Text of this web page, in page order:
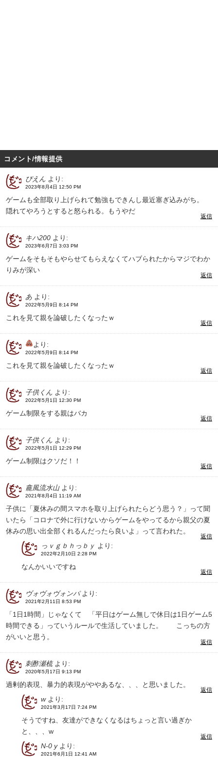
コメント/情報提供
ぴえん より:
2023年8月4日 12:50 PM
ゲームも全部取り上げられて勉強もできんし最近塞ぎ込みがち。
隠れてやろうとすると怒られる。もうやだ
返信
キハ200 より:
2023年6月7日 3:03 PM
ゲームをそもそもやらせてもらえなくてハブられたからマジでわか
りみが深い
返信
あ より:
2022年5月9日 8:14 PM
これを見て親を論破したくなったｗ
返信
より:
2022年5月9日 8:14 PM
これを見て親を論破したくなったｗ
返信
子供くん より:
2022年5月1日 12:30 PM
ゲーム制限をする親はバカ
返信
子供くん より:
2022年5月1日 12:29 PM
ゲーム制限はクソだ！！
返信
龕風流水山 より:
2021年8月4日 11:19 AM
子供に「夏休みの間スマホを取り上げられたらどう思う？」って聞
いたら「コロナで外に行けないからゲームをやってるから親父の夏
休みの思い出全部くれるんだったら良いよ」って言われた。
返信
っｖｇｂｈっｂｙ より:
2022年2月10日 2:28 PM
なんかいいですね
返信
ヴォヴォヴォンパ より:
2021年2月11日 8:53 PM
「1日1時間」じゃなくて 「平日はゲーム無しで休日は1日ゲーム5
時間できる」っていうルールで生活していました。 こっちの方
がいいと思う。
返信
刺酢瀬梳 より:
2020年5月17日 9:13 PM
過剰的表現、暴力的表現がややあるな、、、と思いました。
返信
w より:
2021年3月17日 7:24 PM
そうですね、友達ができなくなるはちょっと言い過ぎか
と、、、w
返信
N-0 y より:
2021年6月1日 12:41 AM